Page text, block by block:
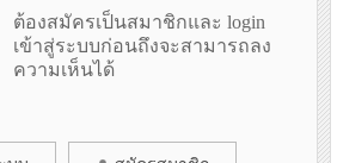
ต้องสมัครเป็นสมาชิกและ login
เข้าสู่ระบบก่อนถึงจะสามารถลง
ความเห็นได้